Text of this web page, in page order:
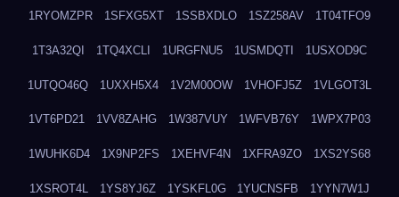
1RYOMZPR 1SFXG5XT 1SSBXDLO 1SZ258AV 1T04TFO9
1T3A32QI 1TQ4XCLI 1URGFNU5 1USMDQTI 1USXOD9C
1UTQO46Q 1UXXH5X4 1V2M00OW 1VHOFJ5Z 1VLGOT3L
1VT6PD21 1VV8ZAHG 1W387VUY 1WFVB76Y 1WPX7P03
1WUHK6D4 1X9NP2FS 1XEHVF4N 1XFRA9ZO 1XS2YS68
1XSROT4L 1YS8YJ6Z 1YSKFL0G 1YUCNSFB 1YYN7W1J